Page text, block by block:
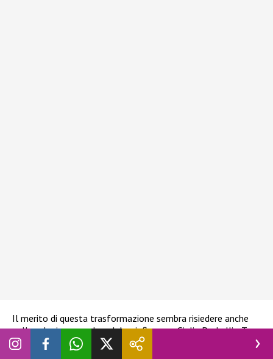
Il merito di questa trasformazione sembra risiedere anche
nella relazione con la celebre influencer Giulia De Lellis. Tony
Effe non ha nascosto che la compagna ha avuto un ruolo
decisivo nell’aiutarlo a trovare un nuovo ordine mentale e